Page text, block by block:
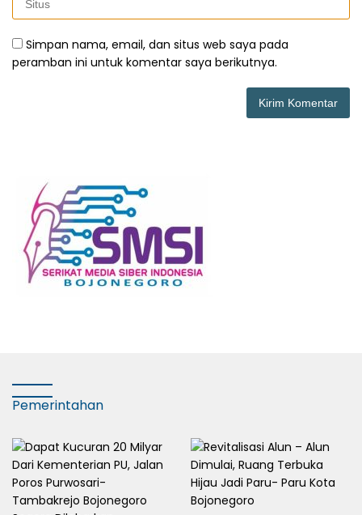
Simpan nama, email, dan situs web saya pada
peramban ini untuk komentar saya berikutnya.
Pemerintahan